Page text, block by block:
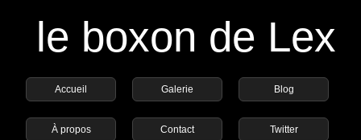
le boxon de Lex
Accueil Galerie Blog
À propos Contact Twitter